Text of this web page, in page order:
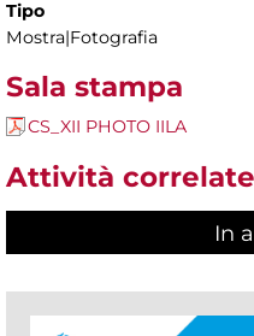
Tipo
Mostra|Fotografia
Sala stampa
CS_XII PHOTO IILA
Attività correlate
In